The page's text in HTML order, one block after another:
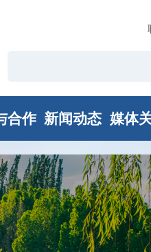
合作 新闻动态 媒体